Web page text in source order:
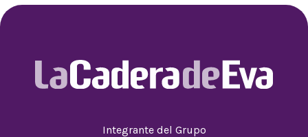
Integrante del Grupo